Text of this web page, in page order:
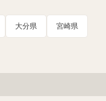
大分県 宮崎県